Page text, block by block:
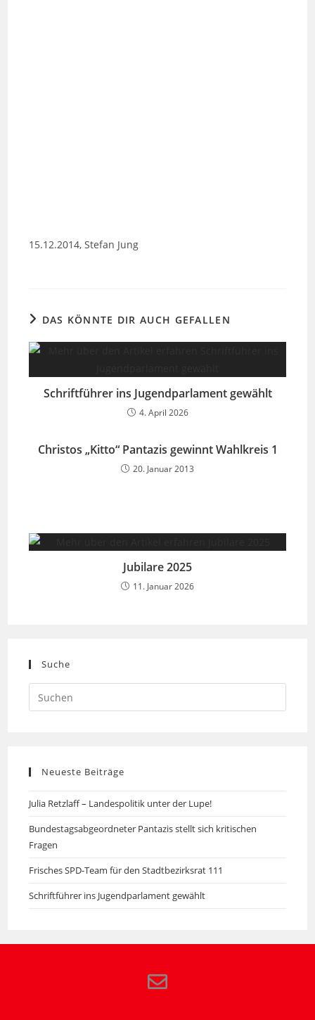
15.12.2014, Stefan Jung
DAS KÖNNTE DIR AUCH GEFALLEN
Schriftführer ins Jugendparlament gewählt
4. April 2026
Christos „Kitto“ Pantazis gewinnt Wahlkreis 1
20. Januar 2013
Jubilare 2025
11. Januar 2026
Suche
Neueste Beiträge
Julia Retzlaff – Landespolitik unter der Lupe!
Bundestagsabgeordneter Pantazis stellt sich kritischen
Fragen
Frisches SPD-Team für den Stadtbezirksrat 111
Schriftführer ins Jugendparlament gewählt